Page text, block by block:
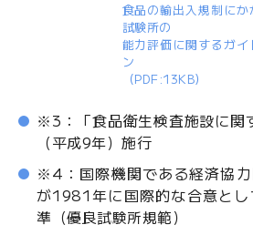
食品の輸出入規制にか
試験所の
能力評価に関するガイ
ン
（PDF:13KB）
※3：「食品衛生検査施設に関
（平成9年）施行
※4：国際機関である経済協力
が1981年に国際的な合意と
準（優良試験所規範）